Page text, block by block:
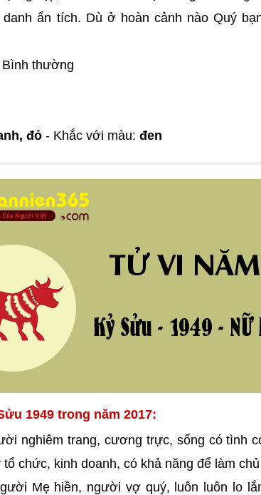
ẩn tích. Dù ở hoàn cảnh nào Quý
Bình thường
đỏ - Khắc với màu: đen
1949 trong năm 2017:
nghiêm trang, cương trực, sống có tình
chức, kinh doanh, có khả năng để làm
Mẹ hiền, người vợ quý, luôn luôn lo